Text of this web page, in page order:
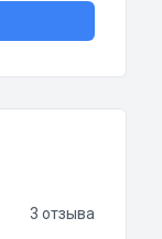
3 отзыва